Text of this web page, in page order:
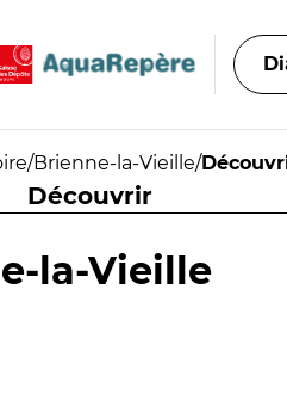
/Brienne-la-Vieille/
Découvrir
la-Vieille